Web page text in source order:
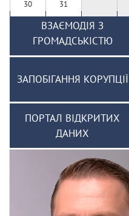
30 31
ВЗАЄМОДІЯ З
ГРОМАДСЬКІСТЮ
ЗАПОБІГАННЯ КОРУПЦІЇ
ПОРТАЛ ВІДКРИТИХ
ДАНИХ